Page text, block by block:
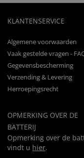
KLANTENSERVICE
Algemene voorwaarden
Vaak gestelde vragen -
Gegevensbescherming
Verzending & Levering
Herroepingsrecht
OPMERKING OVER DE
BATTERIJ
Opmerking over de
vindt u hier.